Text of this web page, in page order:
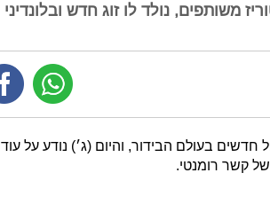
משותפים, נולד לו זוג חדש ובלונדיני
בעולם הבידור, והיום (ג׳) נודע על עוד
קשר רומנטי.